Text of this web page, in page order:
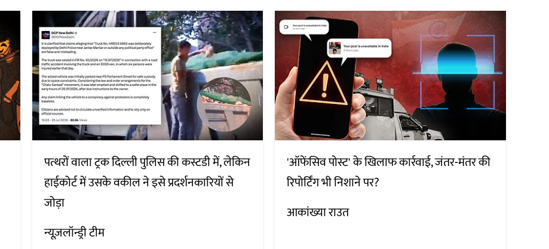
पत्थरों वाला ट्रक दिल्ली पुलिस की कस्टडी में, लेकिन
हाईकोर्ट में उसके वकील ने इसे प्रदर्शनकारियों से
जोड़ा
न्यूज़लॉन्ड्री टीम
'ऑफेंसिव पोस्ट' के खिलाफ कार्रवाई, जंतर-मंतर की
रिपोर्टिंग भी निशाने पर?
आकांख्या राउत